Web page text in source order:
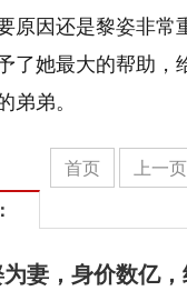
原因还是黎姿非常
了她最大的帮助，
弟弟。
首页 上一页
为妻，身价数亿